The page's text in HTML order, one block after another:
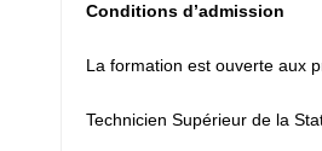
Conditions d’admission
La formation est ouverte aux
Technicien Supérieur de la